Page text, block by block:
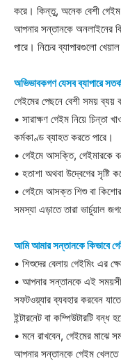
করে। কিন্তু, অনেক বেশী গেইম
আপনার সন্তানকে অনলাইনের
পারে। নিচের ব্যাপারগুলো খেয়াল
অভিভাবকগণ যেসব ব্যাপারে
গেইমের পেছনে বেশী সময় ব্যয়
• সারাক্ষণ গেইম নিয়ে চিন্তা
কর্মকাণ্ড ব্যাহত করতে পারে।
• গেইমে আসক্তি, গেইমারকে
• হতাশা অথবা উদ্বেগের সৃষ্টি
• গেইমে আসক্ত শিশু বা কিশোর
সমস্যা এড়াতে তারা ভার্চুয়াল
আমি আমার সন্তানকে কিভাবে
• শিশুদের বেলায় গেইমিং এর
• আপনার সন্তানকে এই
সফটওয়্যার ব্যবহার করবেন যাতে
ইন্টারনেট বা কম্পিউটারটি বন্ধ
• মনে রাখবেন, গেইমের মাঝে
আপনার সন্তানকে গেইম খেলতে